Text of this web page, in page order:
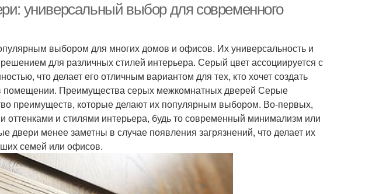
универсальный выбор для современного
выбором для многих домов и офисов. Их универсальность и
для различных стилей интерьера. Серый цвет ассоциируется с
что делает его отличным вариантом для тех, кто хочет создать
помещении. Преимущества серых межкомнатных дверей Серые
преимуществ, которые делают их популярным выбором. Во-первых,
оттенками и стилями интерьера, будь то современный минимализм или
двери менее заметны в случае появления загрязнений, что делает их
семей или офисов.